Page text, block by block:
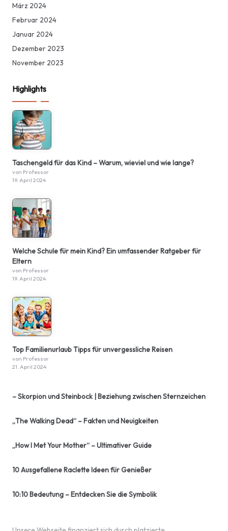
März 2024
Februar 2024
Januar 2024
Dezember 2023
November 2023
Highlights
Taschengeld für das Kind – Warum, wieviel und wie lange?
von Professor
19. April 2024
Welche Schule für mein Kind? Ein umfassender Ratgeber für
Eltern
von Professor
19. April 2024
Top Familienurlaub Tipps für unvergessliche Reisen
von Professor
21. April 2024
– Skorpion und Steinbock | Beziehung zwischen Sternzeichen
„The Walking Dead“ – Fakten und Neuigkeiten
„How I Met Your Mother“ – Ultimativer Guide
10 Ausgefallene Raclette Ideen für Genießer
10:10 Bedeutung – Entdecken Sie die Symbolik